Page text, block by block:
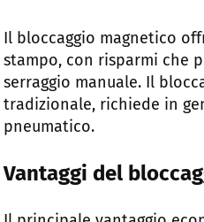
Il bloccaggio magnetico
stampo, con risparmi che
serraggio manuale. Il
tradizionale, richiede in
pneumatico.
Vantaggi del